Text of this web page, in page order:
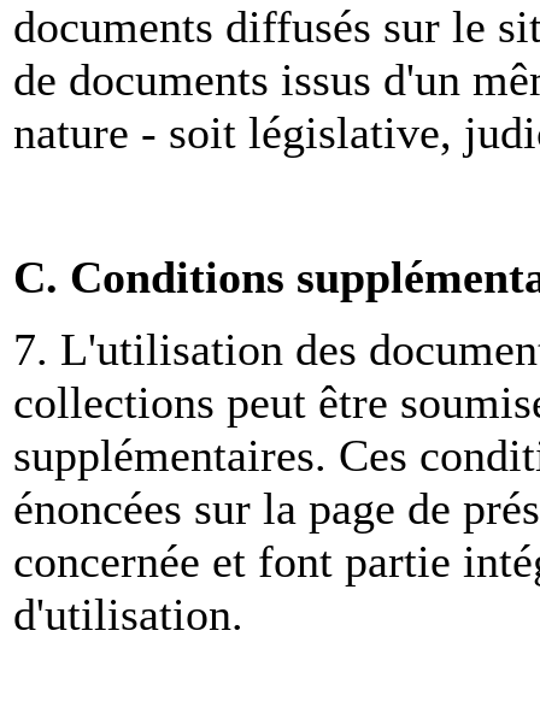
documents diffusés sur le
de documents issus d'un
nature - soit législative,
C. Conditions
7. L'utilisation des
collections peut être
supplémentaires. Ces
énoncées sur la page de
concernée et font partie
d'utilisation.